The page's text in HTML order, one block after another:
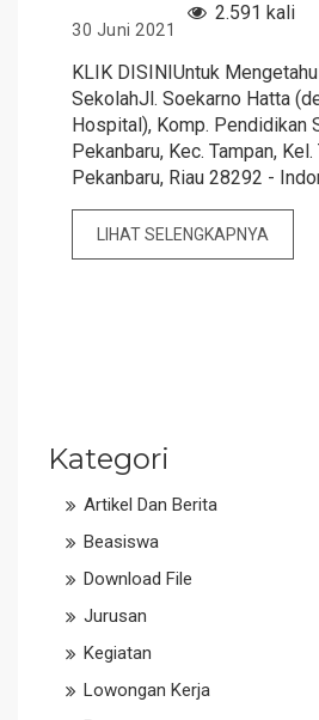
30 Juni 2021
2.591 kali
KLIK DISINIUntuk
SekolahJl. Soekarno Hatta
Hospital), Komp. Pendidikan
Pekanbaru, Kec. Tampan, Kel.
Pekanbaru, Riau 28292 -
LIHAT SELENGKAPNYA
Kategori
Artikel Dan Berita
Beasiswa
Download File
Jurusan
Kegiatan
Lowongan Kerja